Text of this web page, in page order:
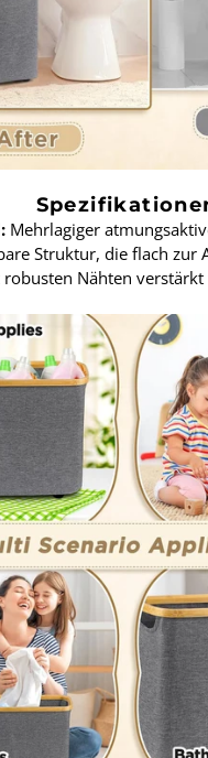
Mehrlagiger
Struktur, die flach zur
robusten Nähten